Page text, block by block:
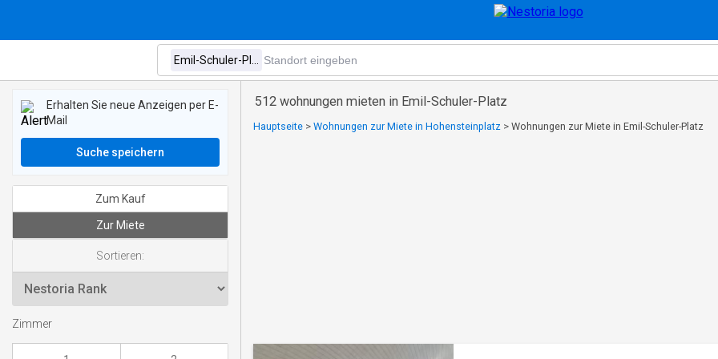
512 wohnungen mieten in Emil-Schuler-Platz
Hauptseite > Wohnungen zur Miete in Hohensteinplatz > Wohnungen zur Miete in Emil-Schuler-Platz
Erhalten Sie neue Anzeigen per E-
Mail
Suche speichern
Zum Kauf
Zur Miete
Sortieren:
Zimmer